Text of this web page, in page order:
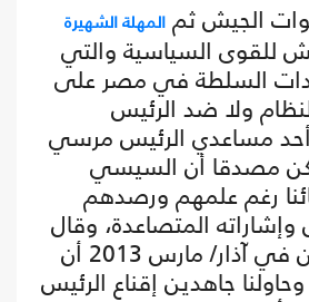
الجيش ثم المهلة الشهيرة
للقوى السياسية والتي
السلطة في مصر على
ولا ضد الرئيس
مساعدي الرئيس مرسي
مصدقا أن السيسي
رغم علمهم ورصدهم
المتصاعدة، وقال
لي: كنا على يقين في آذار/ مارس 2013 أن
جاهدين إقناع الرئيس